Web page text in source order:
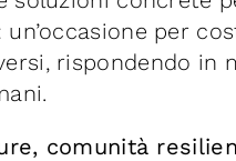
un’occasione per
rispondendo in
comunità